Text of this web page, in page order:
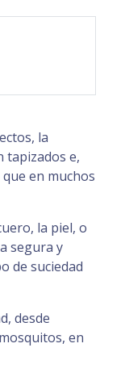
la
tapizados e,
en muchos
la piel, o
segura y
de suciedad
desde
en